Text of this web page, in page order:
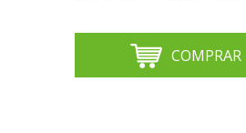
COMPRAR